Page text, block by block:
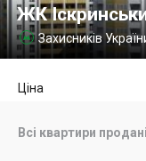
ЖК
 Захисників
Ціна
Всі квартири продані